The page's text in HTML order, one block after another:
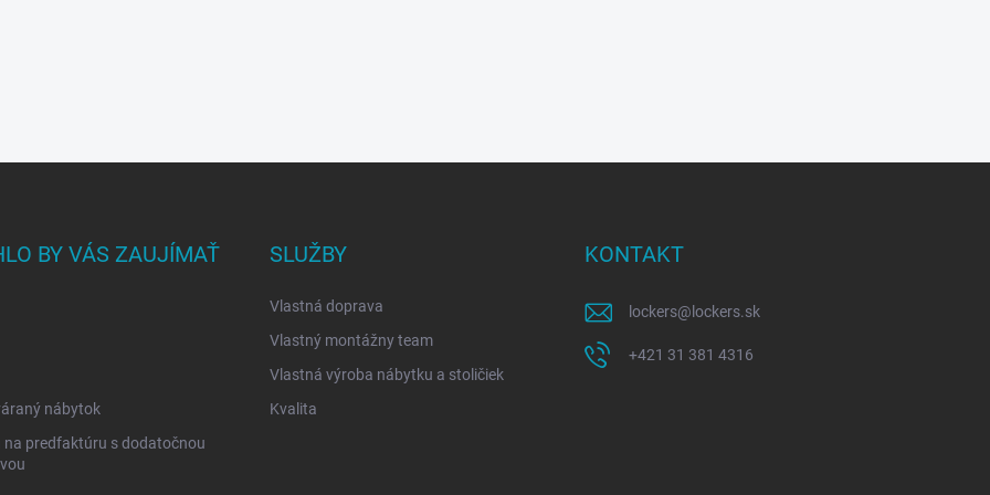
BY VÁS ZAUJÍMAŤ
nábytok
na predfaktúru s dodatočnou
SLUŽBY
Vlastná doprava
Vlastný montážny team
Vlastná výroba nábytku a stoličiek
Kvalita
KONTAKT
lockers@ lockers.sk
+421 31 381 4316